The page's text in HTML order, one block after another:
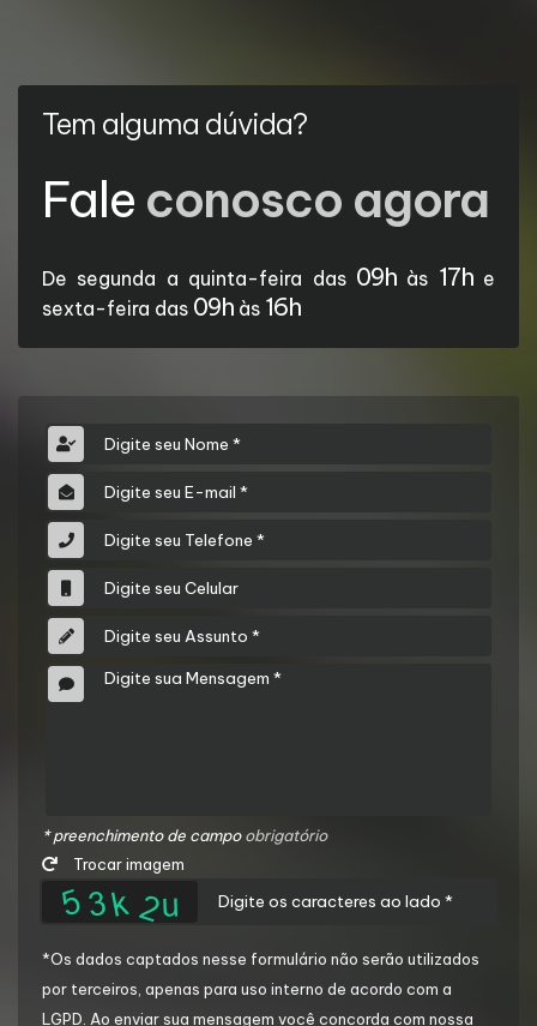
Tem alguma dúvida?
Fale conosco agora
De segunda a quinta-feira das 09hàs 17he
sexta-feira das 09h às 16h
* preenchimento de campoobrigatório
Trocar imagem
*Os dados captados nesse formulário não serão utilizados
por terceiros, apenas para uso interno de acordo com a
LGPD . Ao enviar sua mensagem você concorda com nossa